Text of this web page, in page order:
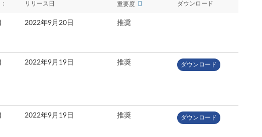
リリース日 重要度 ダウンロード
2022年9月20日 推奨
2022年9月19日 推奨 ダウンロード
2022年9月19日 推奨 ダウンロード